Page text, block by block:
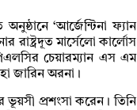
‘আর্জেন্টিনা ফ্যান
রাষ্ট্রদূত মার্সেলো কার্লোস
চেয়ারম্যান এস এম
জারিন অরনা।
ভূয়সী প্রশংসা করেন। তিনি